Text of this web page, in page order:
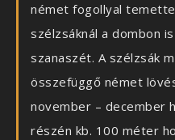
német fogollyal
szélzsáknál a dombon
szanaszét. A szélzsák
összefüggő német
november – december
részén kb. 100 méter